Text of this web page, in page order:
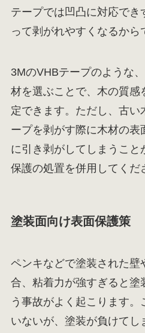
テープでは凹凸に対応でき
って剥がれやすくなるから
3MのVHBテープのような
材を選ぶことで、木の質感
定できます。ただし、古い
ープを剥がす際に木材の表
に引き剥がしてしまうこと
保護の処置を併用してくだ
塗装面向け表面保護策
ペンキなどで塗装された壁
合、粘着力が強すぎると塗
う事故がよく起こります。
いないが、塗装が負けてし